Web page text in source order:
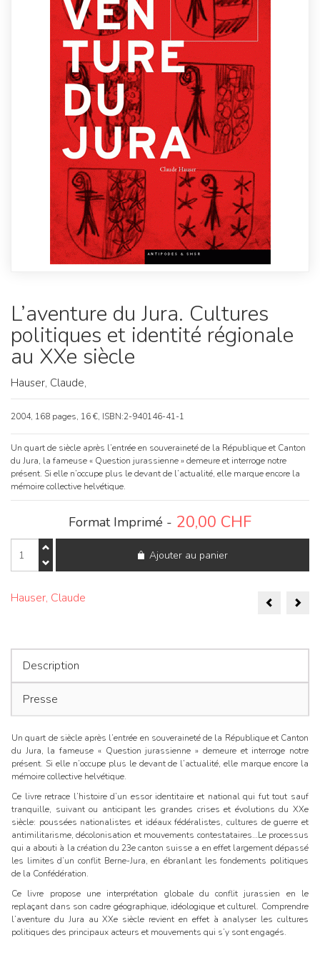
L’aventure du Jura. Cultures
politiques et identité régionale
au XXe siècle
Hauser, Claude,
2004, 168 pages, 16 €, ISBN:2-940146-41-1
Un quart de siècle après l’entrée en souveraineté de la République et Canton
du Jura, la fameuse « Question jurassienne » demeure et interroge notre
présent. Si elle n’occupe plus le devant de l’actualité, elle marque encore la
mémoire collective helvétique.
Format Imprimé - 20,00 CHF
L'aventure
Jura.
identité
régionale
XXe
siècle
Ajouter au panier
Hauser, Claude
Description
Presse
Un quart de siècle après l’entrée en souveraineté de la République et Canton
du Jura, la fameuse « Question jurassienne » demeure et interroge notre
présent. Si elle n’occupe plus le devant de l’actualité, elle marque encore la
mémoire collective helvétique.
Ce livre retrace l’histoire d’un essor identitaire et national qui fut tout sauf
tranquille, suivant ou anticipant les grandes crises et évolutions du XXe
siècle: poussées nationalistes et idéaux fédéralistes, cultures de guerre et
antimilitarisme, décolonisation et mouvements contestataires…Le processus
qui a abouti à la création du 23e canton suisse a en effet largement dépassé
les limites d’un conflit Berne-Jura, en ébranlant les fondements politiques
de la Confédération.
Ce livre propose une interprétation globale du conflit jurassien en le
replaçant dans son cadre géographique, idéologique et culturel. Comprendre
l’aventure du Jura au XXe siècle revient en effet à analyser les cultures
politiques des principaux acteurs et mouvements qui s’y sont engagés.